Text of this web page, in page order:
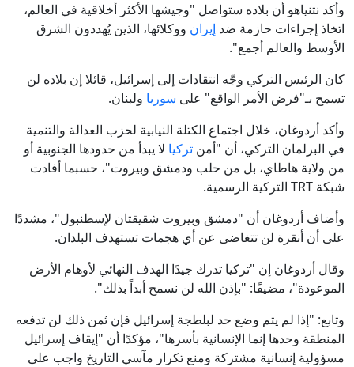
وأكد نتنياهو أن بلاده ستواصل "وجيشها الأكثر أخلاقية في العالم،
اتخاذ إجراءات حازمة ضد إيران ووكلائها، الذين يُهددون الشرق
الأوسط والعالم أجمع".
كان الرئيس التركي وجّه انتقادات إلى إسرائيل، قائلا إن بلاده لن
تسمح بـ"فرض الأمر الواقع" على سوريا ولبنان.
وأكد أردوغان، خلال اجتماع الكتلة النيابية لحزب العدالة والتنمية
في البرلمان التركي، أن "أمن تركيا لا يبدأ من حدودها الجنوبية أو
من ولاية هاطاي، بل من حلب ودمشق وبيروت"، حسبما أفادت
شبكة TRT التركية الرسمية.
وأضاف أردوغان أن "دمشق وبيروت شقيقتان لإسطنبول"، مشددًا
على أن أنقرة لن تتغاضى عن أي هجمات تستهدف البلدان.
وقال أردوغان إن "تركيا تدرك جيدًا الهدف النهائي لأوهام الأرض
الموعودة"، مضيفًا: "بإذن الله لن نسمح أبداً بذلك".
وتابع: "إذا لم يتم وضع حد لبلطجة إسرائيل فإن ثمن ذلك لن تدفعه
المنطقة وحدها إنما الإنسانية بأسرها"، مؤكدًا أن "إيقاف إسرائيل
مسؤولية إنسانية مشتركة ومنع تكرار مآسي التاريخ واجب على